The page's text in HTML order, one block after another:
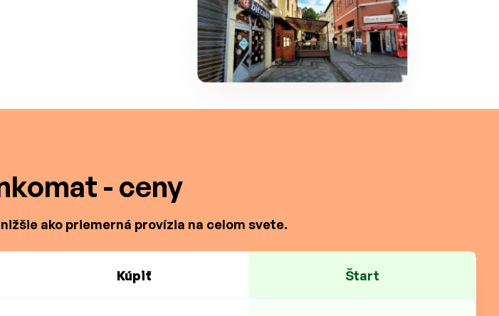
- ceny
ako priemerná provízia na celom svete.
Kúpiť Štart